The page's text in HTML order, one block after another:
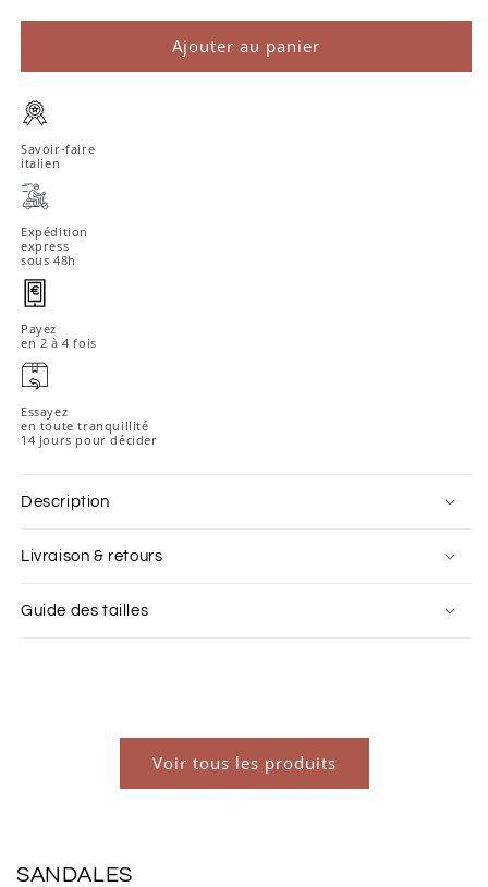
Ajouter au panier
Savoir-faire
italien
Expédition
express
sous 48h
Payez
en 2 à 4 fois
Essayez
en toute tranquillité
14 jours pour décider
Description
Livraison & retours
Guide des tailles
Voir tous les produits
SANDALES